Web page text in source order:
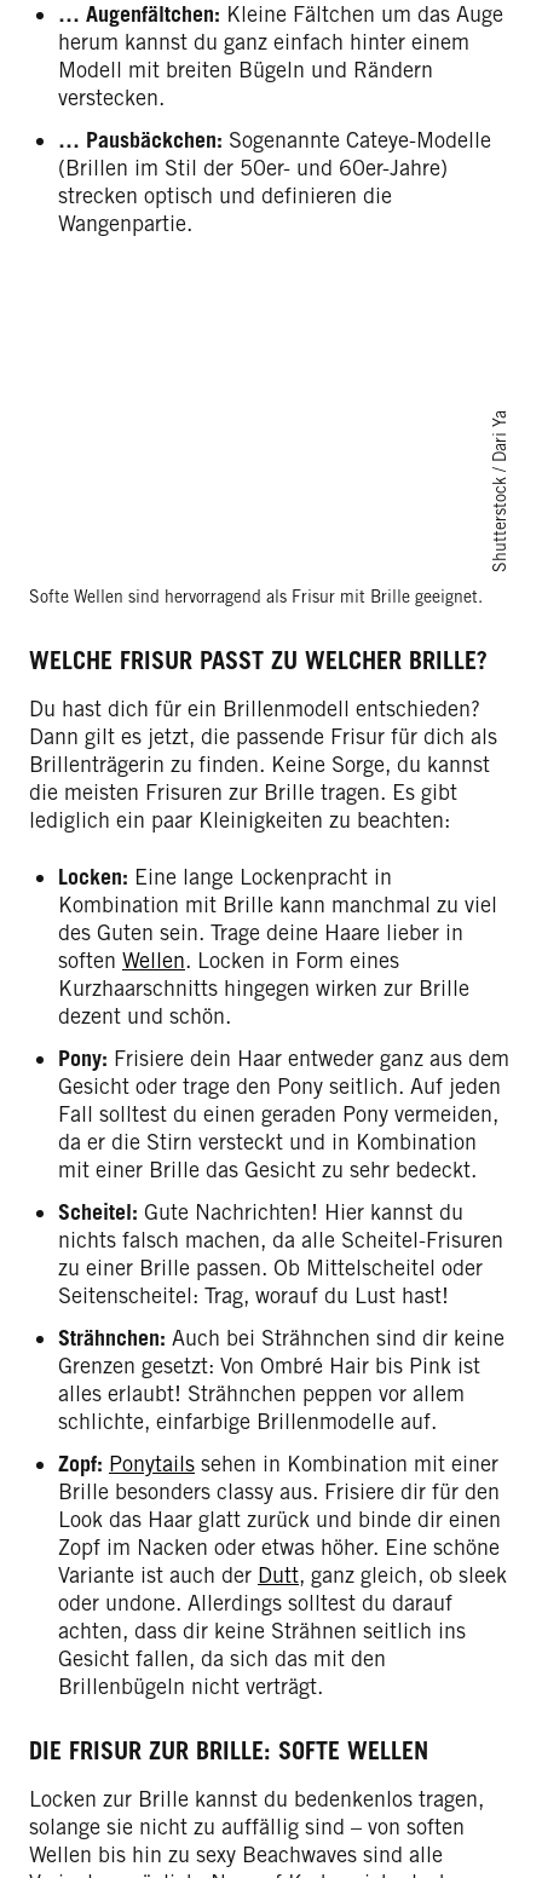
… Augenfältchen: Kleine Fältchen um das Auge
herum kannst du ganz einfach hinter einem
Modell mit breiten Bügeln und Rändern
verstecken.
… Pausbäckchen: Sogenannte Cateye-Modelle
(Brillen im Stil der 50er- und 60er-Jahre)
strecken optisch und definieren die
Wangenpartie.
Shutterstock / Dari Ya
Softe Wellen sind hervorragend als Frisur mit Brille geeignet.
WELCHE FRISUR PASST ZU WELCHER BRILLE?
Du hast dich für ein Brillenmodell entschieden?
Dann gilt es jetzt, die passende Frisur für dich als
Brillenträgerin zu finden. Keine Sorge, du kannst
die meisten Frisuren zur Brille tragen. Es gibt
lediglich ein paar Kleinigkeiten zu beachten:
Locken: Eine lange Lockenpracht in
Kombination mit Brille kann manchmal zu viel
des Guten sein. Trage deine Haare lieber in
soften Wellen. Locken in Form eines
Kurzhaarschnitts hingegen wirken zur Brille
dezent und schön.
Pony: Frisiere dein Haar entweder ganz aus dem
Gesicht oder trage den Pony seitlich. Auf jeden
Fall solltest du einen geraden Pony vermeiden,
da er die Stirn versteckt und in Kombination
mit einer Brille das Gesicht zu sehr bedeckt.
Scheitel: Gute Nachrichten! Hier kannst du
nichts falsch machen, da alle Scheitel-Frisuren
zu einer Brille passen. Ob Mittelscheitel oder
Seitenscheitel: Trag, worauf du Lust hast!
Strähnchen: Auch bei Strähnchen sind dir keine
Grenzen gesetzt: Von Ombré Hair bis Pink ist
alles erlaubt! Strähnchen peppen vor allem
schlichte, einfarbige Brillenmodelle auf.
Zopf: Ponytails sehen in Kombination mit einer
Brille besonders classy aus. Frisiere dir für den
Look das Haar glatt zurück und binde dir einen
Zopf im Nacken oder etwas höher. Eine schöne
Variante ist auch der Dutt, ganz gleich, ob sleek
oder undone. Allerdings solltest du darauf
achten, dass dir keine Strähnen seitlich ins
Gesicht fallen, da sich das mit den
Brillenbügeln nicht verträgt.
DIE FRISUR ZUR BRILLE: SOFTE WELLEN
Locken zur Brille kannst du bedenkenlos tragen,
solange sie nicht zu auffällig sind – von soften
Wellen bis hin zu sexy Beachwaves sind alle